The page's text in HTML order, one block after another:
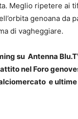
Meglio ripetere ai
genoana da
di vagheggiare.
su Antenna
nel Foro
e